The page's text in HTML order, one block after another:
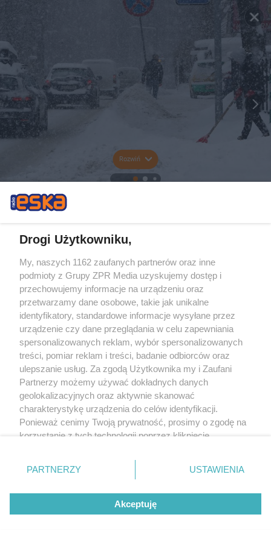
Rozwiń
Drogi Użytkowniku,
My, naszych 1162 zaufanych partnerów oraz inne
podmioty z Grupy ZPR Media uzyskujemy dostęp i
przechowujemy informacje na urządzeniu oraz
przetwarzamy dane osobowe, takie jak unikalne
identyfikatory, standardowe informacje wysyłane przez
urządzenie czy dane przeglądania w celu zapewniania
spersonalizowanych reklam, wybór spersonalizowanych
treści, pomiar reklam i treści, badanie odbiorców oraz
ulepszanie usług. Za zgodą Użytkownika my i Zaufani
Partnerzy możemy używać dokładnych danych
geolokalizacyjnych oraz aktywnie skanować
charakterystykę urządzenia do celów identyfikacji.
Ponieważ cenimy Twoją prywatność, prosimy o zgodę na
korzystanie z tych technologii poprzez kliknięcie
zmienić/wycofać klikając przycisk ustawień prywatności
znajdujący się w lewym dolnym rogu strony
rodzaje przetwarzania danych nie wymagają zgody
użytkownika, ale masz prawo sprzeciwić się takiemu
przetwarzaniu. Preferencje będą miały zastosowanie tylko
PARTNERZY USTAWIENIA
Akceptuję